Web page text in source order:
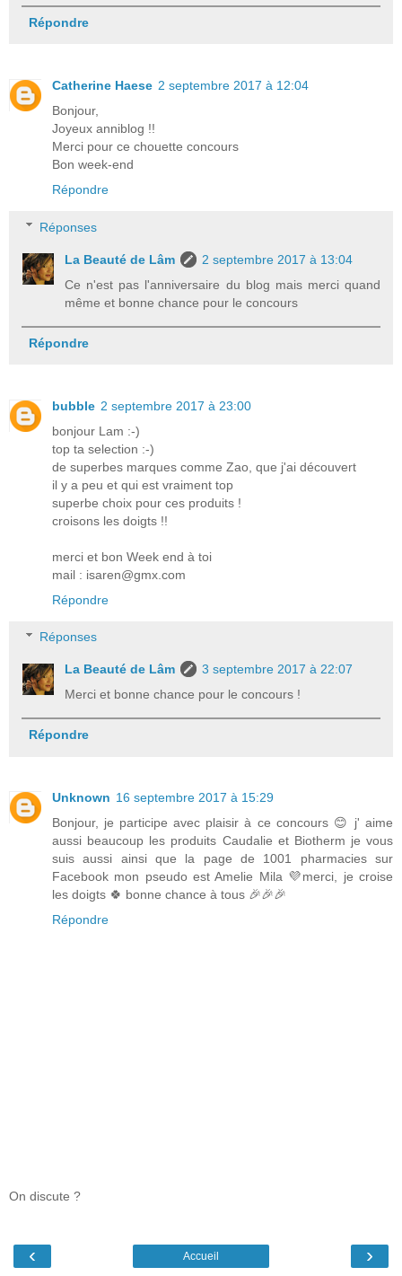
Répondre
Catherine Haese 2 septembre 2017 à 12:04
Bonjour,
Joyeux anniblog !!
Merci pour ce chouette concours
Bon week-end
Répondre
Réponses
La Beauté de Lâm
2 septembre 2017 à 13:04
Ce n'est pas l'anniversaire du blog mais merci quand
même et bonne chance pour le concours
Répondre
bubble 2 septembre 2017 à 23:00
bonjour Lam :-)
top ta selection :-)
de superbes marques comme Zao, que j'ai découvert
il y a peu et qui est vraiment top
superbe choix pour ces produits !
croisons les doigts !!
merci et bon Week end à toi
mail : isaren@gmx.com
Répondre
Réponses
La Beauté de Lâm
3 septembre 2017 à 22:07
Merci et bonne chance pour le concours !
Répondre
Unknown 16 septembre 2017 à 15:29
Bonjour, je participe avec plaisir à ce concours 😊 j' aime
aussi beaucoup les produits Caudalie et Biotherm je vous
suis aussi ainsi que la page de 1001 pharmacies sur
Facebook mon pseudo est Amelie Mila 💜merci, je croise
les doigts 🍀 bonne chance à tous 🎉🎉🎉
Répondre
On discute ?
‹ ›
Accueil